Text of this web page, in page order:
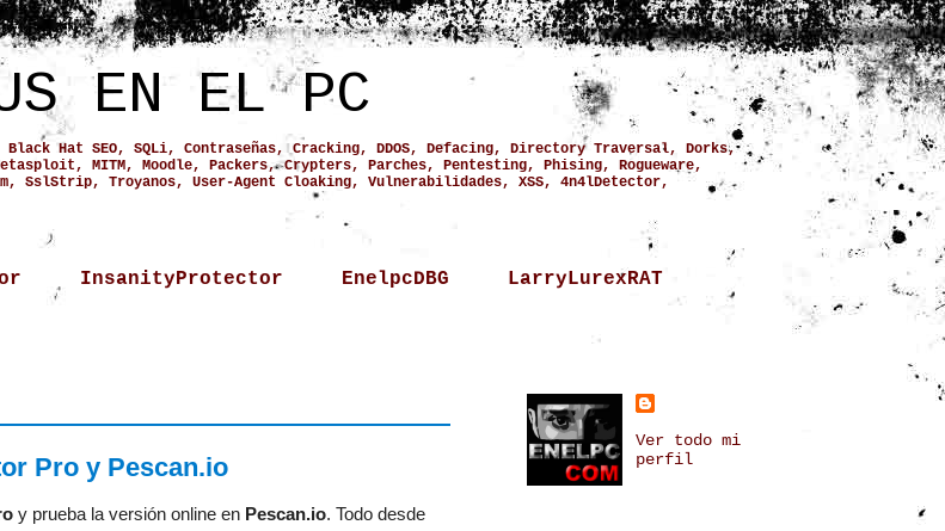
EN EL PC
Hat SEO, SQLi, Contraseñas, Cracking, DDOS, Defacing, Directory Traversal, Dorks,
MITM, Moodle, Packers, Crypters, Parches, Pentesting, Phising, Rogueware,
SslStrip, Troyanos, User-Agent Cloaking, Vulnerabilidades, XSS, 4n4lDetector,
InsanityProtector EnelpcDBG LarryLurexRAT
Pro y Pescan.io
y prueba la versión online en Pescan.io. Todo desde
Ver todo mi
perfil